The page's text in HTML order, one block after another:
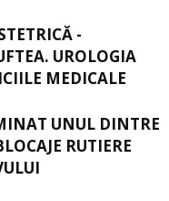
-
UROLOGIA
MEDICALE
UNUL DINTRE
RUTIERE